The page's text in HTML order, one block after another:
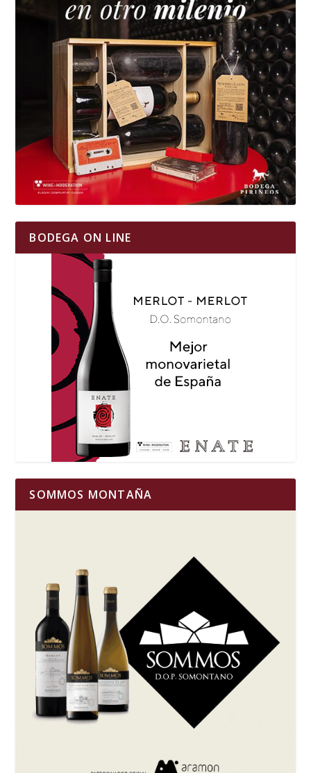
BODEGA ON LINE
SOMMOS MONTAÑA